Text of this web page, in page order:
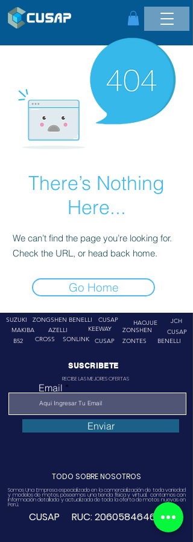
There’s Nothing
Here...
We can’t find the page you’re looking for.
Check the URL, or head back home.
Go Home
SUZUKI
ZONGSHEN
MAKIBA
AZELLI
BENELLI
CUSAP
KEEWAY
B52
CROSS SONLINK CUSAP
HAOJUE
JCH
ZONSHEN
ZONTES
CUSAP
BENELLI
SUSCRIBETE
RECIBE LAS MEJORES OFERTAS
Email
Enviar
TODO SOBRE NOSOTROS
Somos Una Empresa especializado en la comercialización de toda variedad
y modelos de motos, poseemos una tienda física y virtual. contamos con
información detallada y actualizada de toda la oferta de motos nuevas en
Perú.
CUSAP RUC:20605846468